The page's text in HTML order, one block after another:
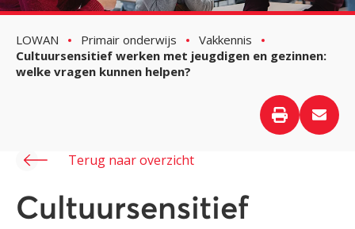
LOWAN Primair onderwijs
Vakkennis
Cultuursensitief werken met jeugdigen en gezinnen:
welke vragen kunnen helpen?
Terug naar overzicht
Cultuursensitief